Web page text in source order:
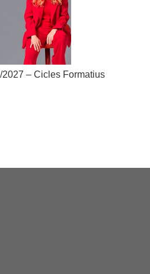
– Cicles Formatius